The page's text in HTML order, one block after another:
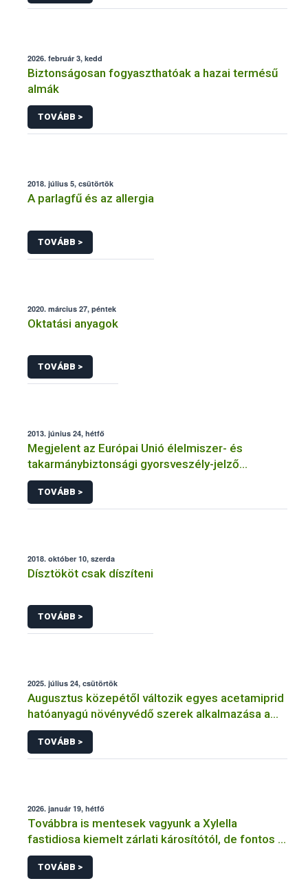
2026. február 3, kedd
Biztonságosan fogyaszthatóak a hazai termésű
almák
TOVÁBB >
2018. július 5, csütörtök
A parlagfű és az allergia
TOVÁBB >
2020. március 27, péntek
Oktatási anyagok
TOVÁBB >
2013. június 24, hétfő
Megjelent az Európai Unió élelmiszer- és
takarmánybiztonsági gyorsveszély-jelző
rendszerének éves jelentése
TOVÁBB >
2018. október 10, szerda
Dísztököt csak díszíteni
TOVÁBB >
2025. július 24, csütörtök
Augusztus közepétől változik egyes acetamiprid
hatóanyagú növényvédő szerek alkalmazása a
határérték csökkentése miatt
TOVÁBB >
2026. január 19, hétfő
Továbbra is mentesek vagyunk a Xylella
fastidiosa kiemelt zárlati károsítótól, de fontos a
megelőzés
TOVÁBB >